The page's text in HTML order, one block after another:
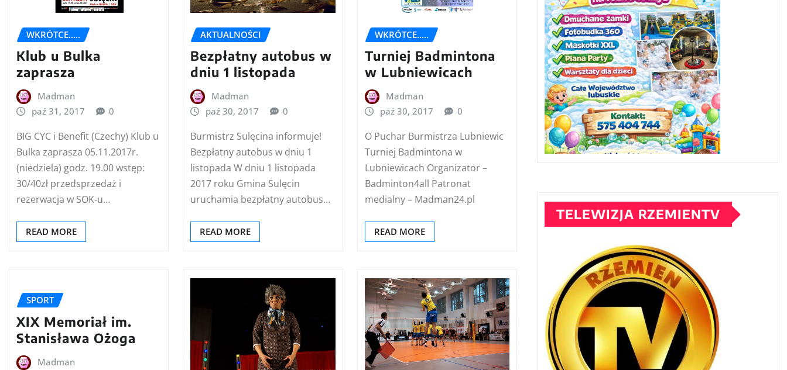
WKRÓTCE.....
Klub u Bulka
zaprasza
Madman
paź 31, 2017
0
BIG CYC i Benefit (Czechy) Klub u
Bulka zaprasza 05.11.2017r.
(niedziela) godz. 19.00 wstęp:
30/40zł przedsprzedaż i
rezerwacja w SOK-u…
READ MORE
AKTUALNOŚCI
Bezpłatny autobus w
dniu 1 listopada
Madman
paź 30, 2017
0
Burmistrz Sulęcina informuje!
Bezpłatny autobus w dniu 1
listopada W dniu 1 listopada
2017 roku Gmina Sulęcin
uruchamia bezpłatny autobus…
READ MORE
WKRÓTCE.....
Turniej Badmintona
w Lubniewicach
Madman
paź 30, 2017
0
O Puchar Burmistrza Lubniewic
Turniej Badmintona w
Lubniewicach Organizator –
Badminton4all Patronat
medialny – Madman24.pl
READ MORE
SPORT
XIX Memoriał im.
Stanisława Ożoga
Madman
TELEWIZJA RZEMIENTV